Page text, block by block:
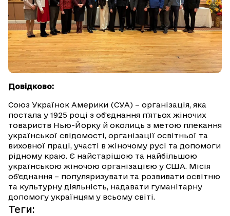
Довідково:
Союз Українок Америки (СУА) – організація, яка
постала у 1925 році з об'єднання п'ятьох жіночих
товариств Нью-Йорку й околиць з метою плекання
української свідомості, організації освітньої та
виховної праці, участі в жіночому русі та допомоги
рідному краю. Є найстарішою та найбільшою
українською жіночою організацією у США. Місія
об’єднання – популяризувати та розвивати освітню
та культурну діяльність, надавати гуманітарну
допомогу українцям у всьому світі.
Теги: